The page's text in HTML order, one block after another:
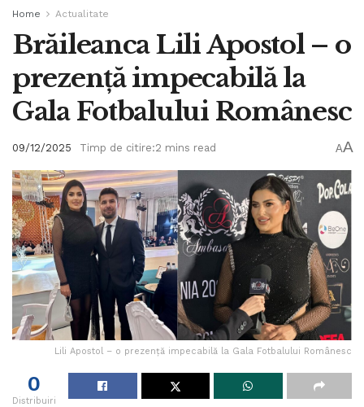
Home Actualitate
Brăileanca Lili Apostol – o
prezență impecabilă la
Gala Fotbalului Românesc
09/12/2025 Timp de citire:2 mins read AA
Lili Apostol – o prezență impecabilă la Gala Fotbalului Românesc
0
Distribuiri